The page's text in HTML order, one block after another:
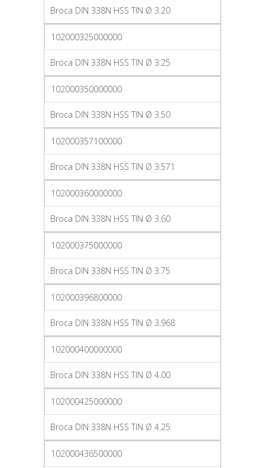
Broca DIN 338N HSS TIN Ø 3.20
102000325000000
Broca DIN 338N HSS TIN Ø 3.25
102000350000000
Broca DIN 338N HSS TIN Ø 3.50
102000357100000
Broca DIN 338N HSS TIN Ø 3.571
102000360000000
Broca DIN 338N HSS TIN Ø 3.60
102000375000000
Broca DIN 338N HSS TIN Ø 3.75
102000396800000
Broca DIN 338N HSS TIN Ø 3.968
102000400000000
Broca DIN 338N HSS TIN Ø 4.00
102000425000000
Broca DIN 338N HSS TIN Ø 4.25
102000436500000